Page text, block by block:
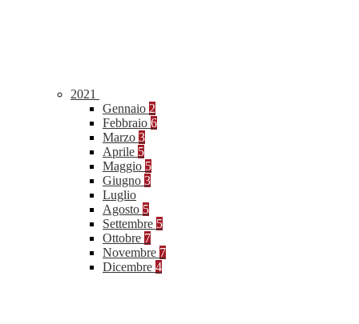
2021
Gennaio 2
Febbraio 6
Marzo 3
Aprile 5
Maggio 5
Giugno 3
Luglio
Agosto 5
Settembre 5
Ottobre 7
Novembre 7
Dicembre 4